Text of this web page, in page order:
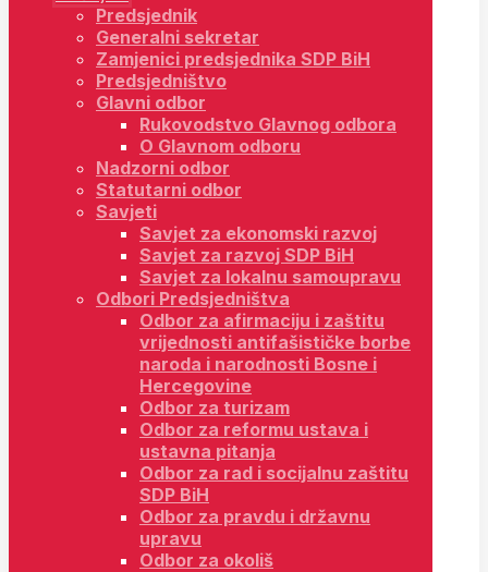
Predsjednik
Generalni sekretar
Zamjenici predsjednika SDP BiH
Predsjedništvo
Glavni odbor
Rukovodstvo Glavnog odbora
O Glavnom odboru
Nadzorni odbor
Statutarni odbor
Savjeti
Savjet za ekonomski razvoj
Savjet za razvoj SDP BiH
Savjet za lokalnu samoupravu
Odbori Predsjedništva
Odbor za afirmaciju i zaštitu
vrijednosti antifašističke borbe
naroda i narodnosti Bosne i
Hercegovine
Odbor za turizam
Odbor za reformu ustava i
ustavna pitanja
Odbor za rad i socijalnu zaštitu
SDP BiH
Odbor za pravdu i državnu
upravu
Odbor za okoliš